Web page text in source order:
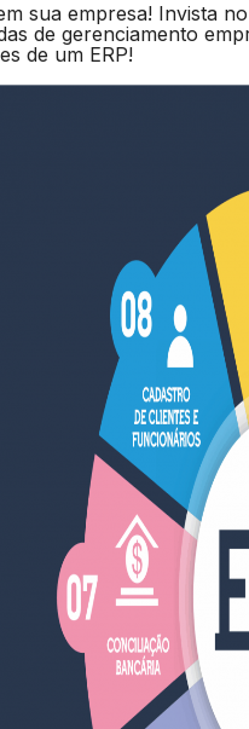
sua empresa! Invista
de gerenciamento
de um ERP!